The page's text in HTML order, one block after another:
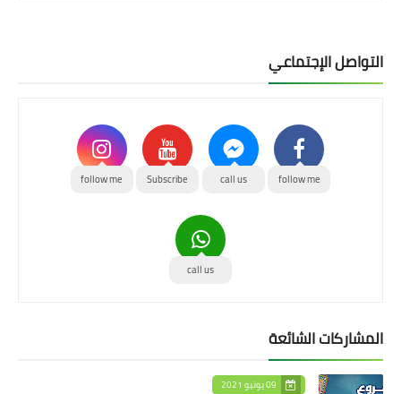
التواصل الإجتماعي
follow me
call us
Subscribe
follow me
call us
المشاركات الشائعة
09 يونيو 2021